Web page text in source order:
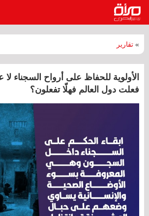
» تقارير
الأولوية للحفاظ على أرواح السجناء لا
فعلت دول العالم فهلّا تفعلون؟